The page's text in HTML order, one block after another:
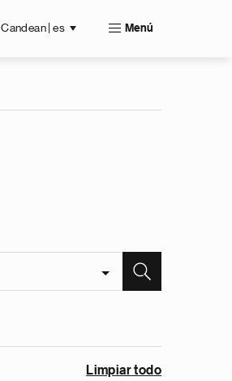
Candean | es Menú
Limpiar todo